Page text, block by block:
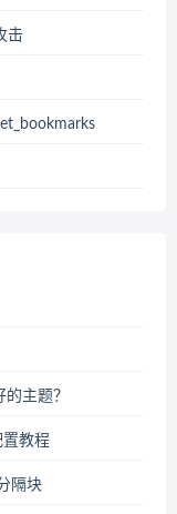
击
主题？
置教程
隔块